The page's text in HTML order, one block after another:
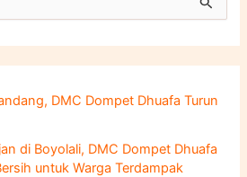
DMC Dompet Dhuafa Turun
di Boyolali, DMC Dompet Dhuafa
untuk Warga Terdampak